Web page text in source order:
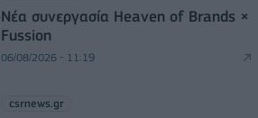
Νέα συνεργασία Heaven of Brands ×
Fussion
06/08/2026 - 11:19
csrnews.gr